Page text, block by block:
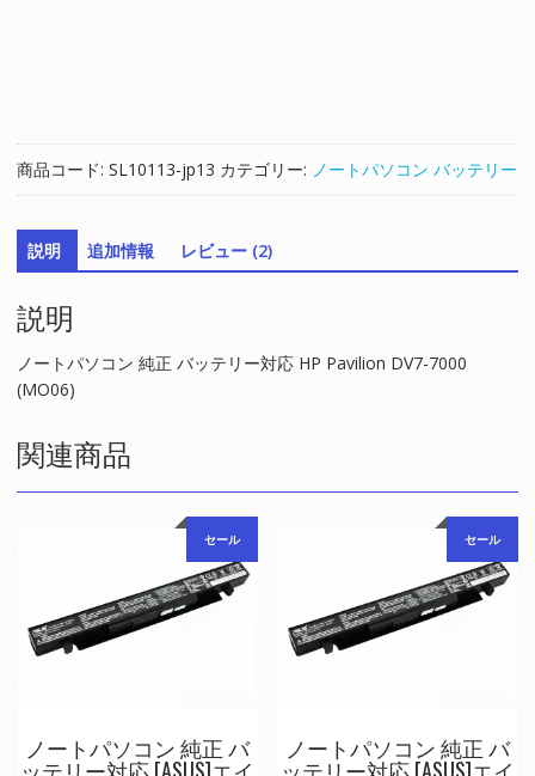
バ
ッ
テ
リ
ー
応
HP
Pavilion
DV7-
(MO06)
個
商品コード: SL10113-jp13 カテゴリー: ノートパソコン バッテリー
説明 追加情報 レビュー (2)
説明
ノートパソコン 純正 バッテリー対応 HP Pavilion DV7-7000
(MO06)
関連商品
セール
ノートパソコン 純正 バ
セール
ノートパソコン 純正 バ